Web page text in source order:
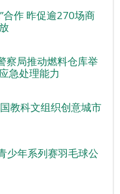
合作 昨促逾270场商
察局推动燃料仓库举
急处理能力
教科文组织创意城市
少年系列赛羽毛球公